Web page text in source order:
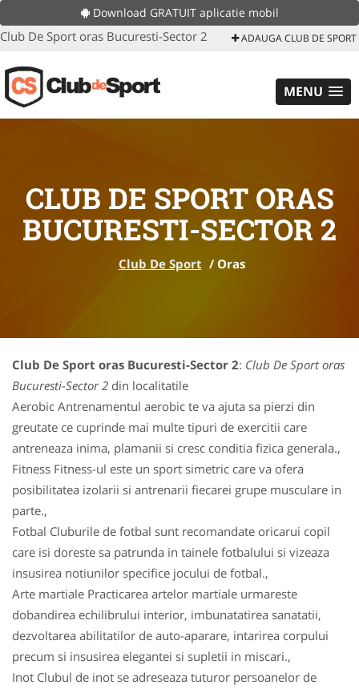
Download GRATUIT aplicatie mobil
Club De Sport oras Bucuresti-Sector 2 ADAUGA CLUB DE SPORT
MENU
CLUB DE SPORT ORAS
BUCURESTI-SECTOR 2
Club De Sport / Oras
Club De Sport oras Bucuresti-Sector 2: Club De Sport oras
Bucuresti-Sector 2 din localitatile
Aerobic Antrenamentul aerobic te va ajuta sa pierzi din
greutate ce cuprinde mai multe tipuri de exercitii care
antreneaza inima, plamanii si cresc conditia fizica generala.,
Fitness Fitness-ul este un sport simetric care va ofera
posibilitatea izolarii si antrenarii fiecarei grupe musculare in
parte.,
Fotbal Cluburile de fotbal sunt recomandate oricarui copil
care isi doreste sa patrunda in tainele fotbalului si vizeaza
insusirea notiunilor specifice jocului de fotbal.,
Arte martiale Practicarea artelor martiale urmareste
dobandirea echilibrului interior, imbunatatirea sanatatii,
dezvoltarea abilitatilor de auto-aparare, intarirea corpului
precum si insusirea elegantei si supletii in miscari.,
Inot Clubul de inot se adreseaza tuturor persoanelor de